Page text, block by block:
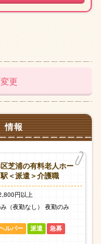
更
情報
区芝浦の有料老人ホー
＜派遣＞介護職
円以上
（夜勤なし） 夜勤のみ
ルパー 派遣 急募